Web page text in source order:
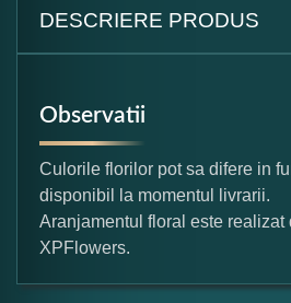
DESCRIERE PRODUS
Observatii
Culorile florilor pot sa difere in
disponibil la momentul livrarii.
Aranjamentul floral este realizat
XPFlowers.